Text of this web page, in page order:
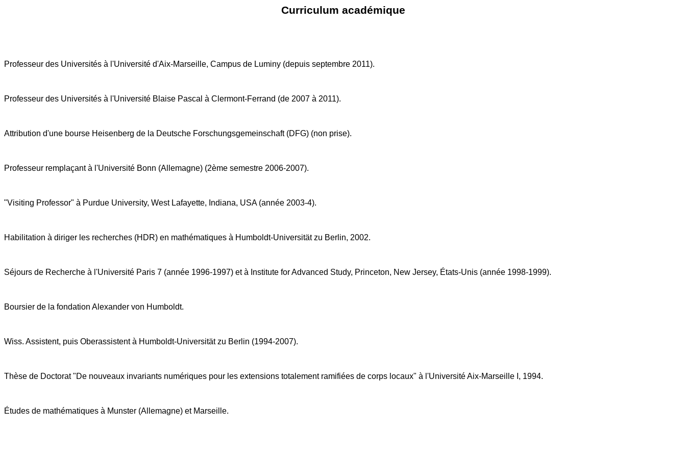
Curriculum académique
Professeur des Universités à l'Université d'Aix-Marseille, Campus de Luminy (depuis septembre 2011).
Professeur des Universités à l'Université Blaise Pascal à Clermont-Ferrand (de 2007 à 2011).
Attribution d'une bourse Heisenberg de la Deutsche Forschungsgemeinschaft (DFG) (non prise).
Professeur remplaçant à l'Université Bonn (Allemagne) (2ème semestre 2006-2007).
"Visiting Professor" à Purdue University, West Lafayette, Indiana, USA (année 2003-4).
Habilitation à diriger les recherches (HDR) en mathématiques à Humboldt-Universität zu Berlin, 2002.
Séjours de Recherche à l'Université Paris 7 (année 1996-1997) et à Institute for Advanced Study, Princeton, New Jersey, États-Unis (année 1998-1999).
Boursier de la fondation Alexander von Humboldt.
Wiss. Assistent, puis Oberassistent à Humboldt-Universität zu Berlin (1994-2007).
Thèse de Doctorat "De nouveaux invariants numériques pour les extensions totalement ramifiées de corps locaux" à l'Université Aix-Marseille I, 1994.
Études de mathématiques à Munster (Allemagne) et Marseille.